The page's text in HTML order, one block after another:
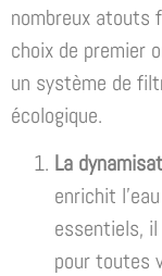
nombreux atouts
choix de premier
un système de
écologique.
La
enrichit
essentiels,
pour toutes